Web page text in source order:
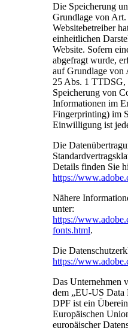
Die Speicherung
Grundlage von
Websitebetreiber
einheitlichen
Website. Sofern
abgefragt wurde,
auf Grundlage
25 Abs. 1
Speicherung von
Informationen im
Fingerprinting) im
Einwilligung ist
Die
Details finden Sie
https://
Nähere
unter:
https://
fonts.html.
Die
https://
Das Unternehmen
dem „EU-US
DPF ist ein
Europäischen
europäischer